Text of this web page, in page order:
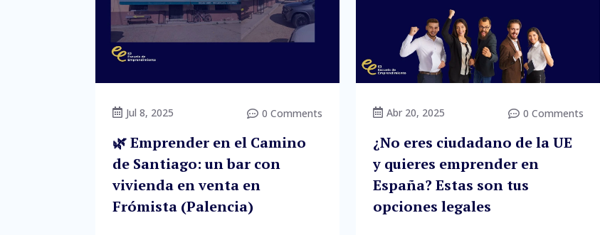
 Jul 8, 2025  0 Comments
🌿 Emprender en el Camino
de Santiago: un bar con
vivienda en venta en
Frómista (Palencia)
 Abr 20, 2025  0 Comments
¿No eres ciudadano de la UE
y quieres emprender en
España? Estas son tus
opciones legales